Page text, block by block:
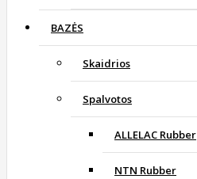
BAZĖS
Skaidrios
Spalvotos
ALLELAC Rubber
NTN Rubber